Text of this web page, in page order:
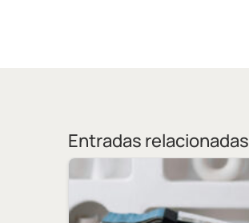
Entradas relacionadas